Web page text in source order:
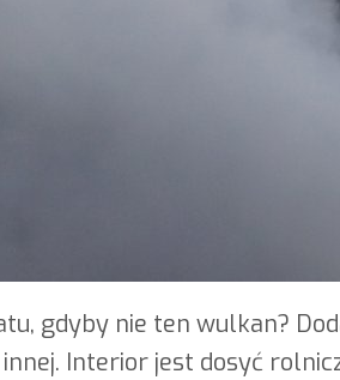
gdyby nie ten wulkan?
Interior jest dosyć